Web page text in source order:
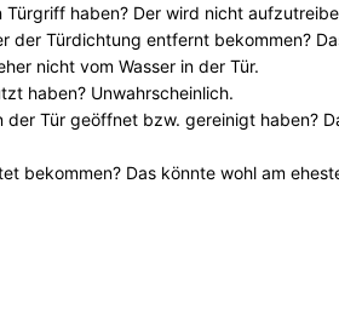
haben? Der wird nicht
der Türdichtung entfernt bekommen?
nicht vom Wasser in der Tür.
haben? Unwahrscheinlich.
der Tür geöffnet bzw. gereinigt haben?
bekommen? Das könnte wohl am